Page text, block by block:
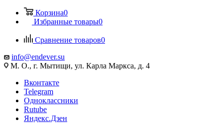
Корзина0
Избранные товары0
Сравнение товаров0
info@endever.su
М. О., г. Мытищи, ул. Карла Маркса, д. 4
Вконтакте
Telegram
Одноклассники
Rutube
Яндекс.Дзен